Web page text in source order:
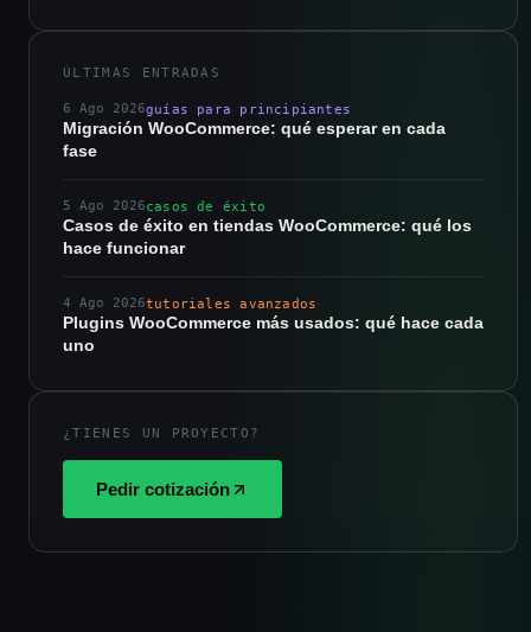
ÚLTIMAS ENTRADAS
6 Ago 2026guías para principiantes
Migración WooCommerce: qué esperar en cada
fase
5 Ago 2026casos de éxito
Casos de éxito en tiendas WooCommerce: qué los
hace funcionar
4 Ago 2026tutoriales avanzados
Plugins WooCommerce más usados: qué hace cada
uno
¿TIENES UN PROYECTO?
Pedir cotización